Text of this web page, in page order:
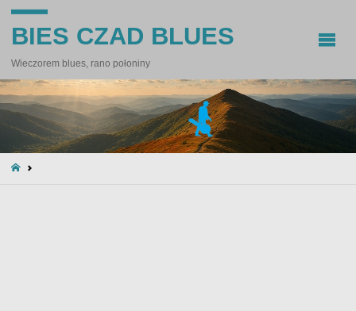
BIES CZAD BLUES
Wieczorem blues, rano połoniny
STRONA